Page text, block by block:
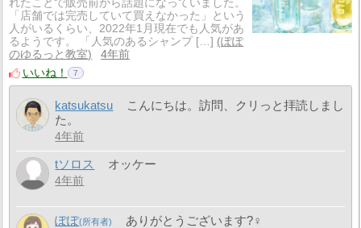
れたことで販売前から話題になっていました。
「店舗では完売していて買えなかった」という
人がいるくらい、2022年1月現在でも人気があ
るようです。 「人気のあるシャンプ […]
ぽぽ
のゆるっと教室
4年前
いいね！
7
katsukatsu
こんにちは。訪問、クリっと拝読しまし
た。
4年前
tソロス オッケー
4年前
ぽぽ ありがとうございます?‍♀️